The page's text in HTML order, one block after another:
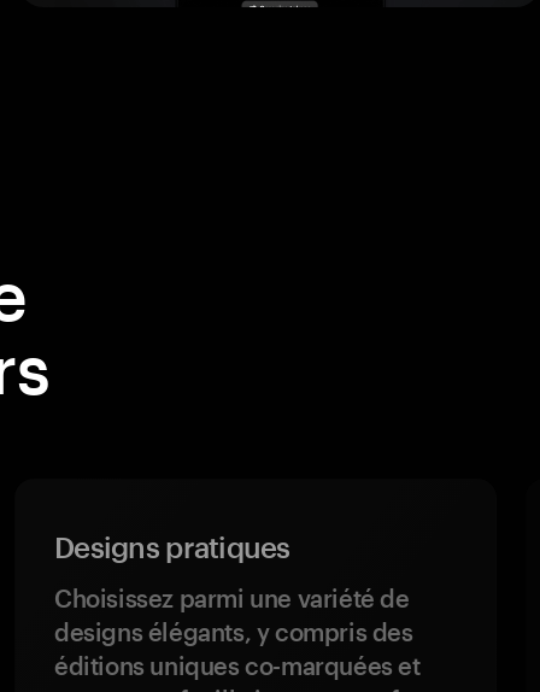
Designs pratiques
Choisissez parmi une variété de
designs élégants, y compris des
éditions uniques co-marquées et